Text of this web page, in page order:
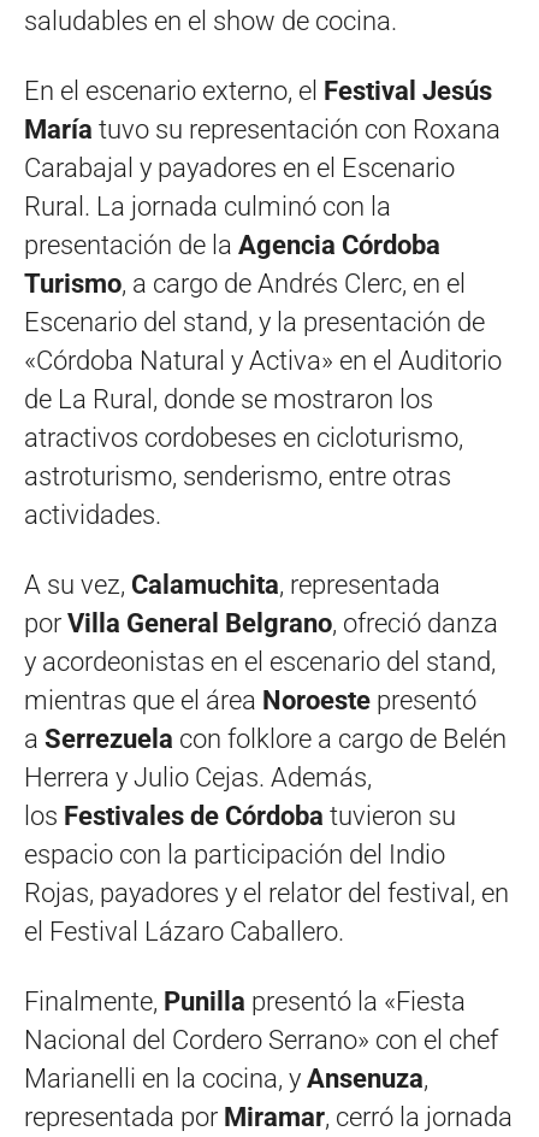
saludables en el show de cocina.
En el escenario externo, el Festival Jesús
María tuvo su representación con Roxana
Carabajal y payadores en el Escenario
Rural. La jornada culminó con la
presentación de la Agencia Córdoba
Turismo, a cargo de Andrés Clerc, en el
Escenario del stand, y la presentación de
«Córdoba Natural y Activa» en el Auditorio
de La Rural, donde se mostraron los
atractivos cordobeses en cicloturismo,
astroturismo, senderismo, entre otras
actividades.
A su vez, Calamuchita, representada
por Villa General Belgrano, ofreció danza
y acordeonistas en el escenario del stand,
mientras que el área Noroeste presentó
a Serrezuela con folklore a cargo de Belén
Herrera y Julio Cejas. Además,
los Festivales de Córdoba tuvieron su
espacio con la participación del Indio
Rojas, payadores y el relator del festival, en
el Festival Lázaro Caballero.
Finalmente, Punilla presentó la «Fiesta
Nacional del Cordero Serrano» con el chef
Marianelli en la cocina, y Ansenuza,
representada por Miramar, cerró la jornada